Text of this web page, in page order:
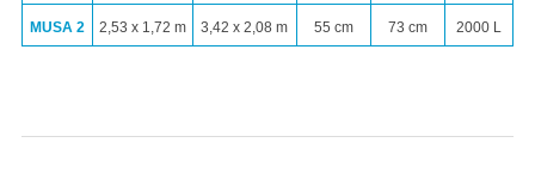
MUSA 2 2,53 x 1,72 m 3,42 x 2,08 m 55 cm 73 cm 2000 L